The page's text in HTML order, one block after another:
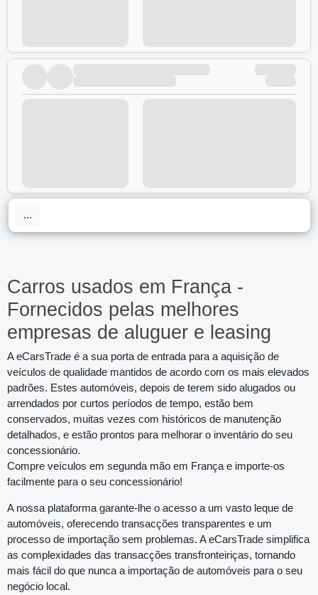
...
Carros usados em França -
Fornecidos pelas melhores
empresas de aluguer e leasing
A eCarsTrade é a sua porta de entrada para a aquisição de
veículos de qualidade mantidos de acordo com os mais elevados
padrões. Estes automóveis, depois de terem sido alugados ou
arrendados por curtos períodos de tempo, estão bem
conservados, muitas vezes com históricos de manutenção
detalhados, e estão prontos para melhorar o inventário do seu
concessionário.
Compre veículos em segunda mão em França e importe-os
facilmente para o seu concessionário!
A nossa plataforma garante-lhe o acesso a um vasto leque de
automóveis, oferecendo transacções transparentes e um
processo de importação sem problemas. A eCarsTrade simplifica
as complexidades das transacções transfronteiriças, tornando
mais fácil do que nunca a importação de automóveis para o seu
negócio local.